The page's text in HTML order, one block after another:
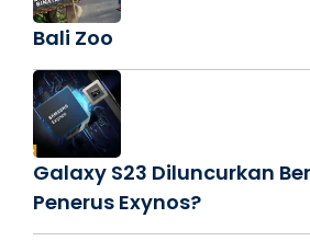
Bali Zoo
Galaxy S23 Diluncurkan
Penerus Exynos?